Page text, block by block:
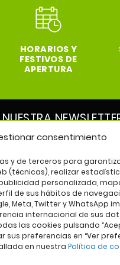
consentimiento
y de terceros para
(técnicas), realizar
personalizada,
de sus hábitos de
Meta, Twitter y WhatsApp
internacional de sus
las cookies pulsando
sus preferencias en “Ver
en nuestra Política de
HORARIOS Y
FESTIVOS DE
APERTURA
las novedades de